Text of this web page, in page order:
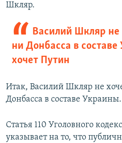
Шкляр.
Василий Шкляр
ни Донбасса в
хочет Путин
Итак, Василий Шкляр не
Донбасса в составе
Статья 110 Уголовного
указывает на то, что